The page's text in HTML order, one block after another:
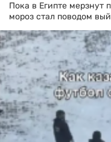
Пока в Египте мерзнут
мороз стал поводом